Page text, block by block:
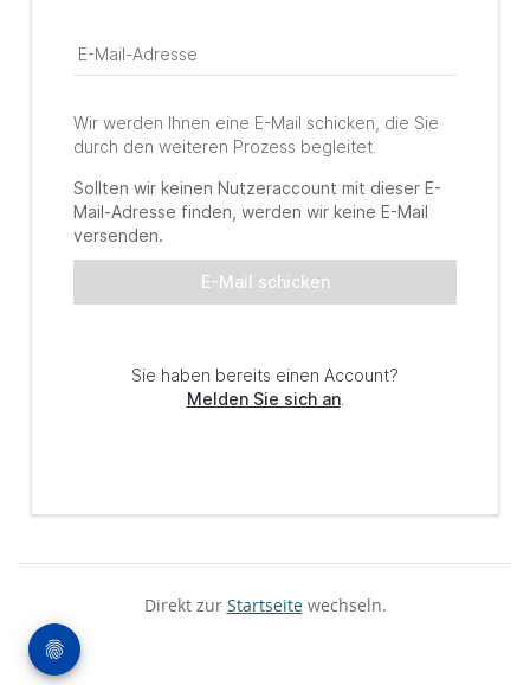
Direkt zur Startseitewechseln.